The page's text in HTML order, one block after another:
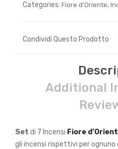
Categories: Fiore d'Oriente,
Condividi Questo Prodotto
Additional
Set di 7 Incensi Fiore
gli incensi rispettivi per ognuno